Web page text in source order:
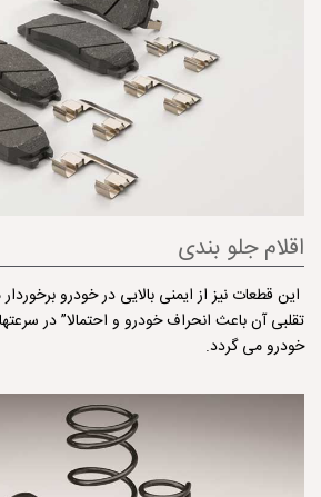
اقلام جلو بندی
این قطعات نیز از ایمنی بالایی در خودرو
تقلبی آن باعث انحراف خودرو و احتمالا” در
خودرو می گردد.